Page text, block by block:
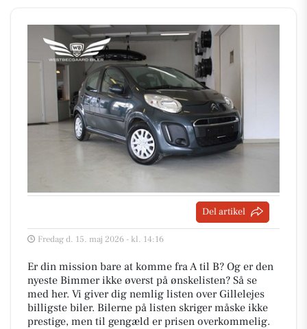
Del artikel
Fredag d. 15. maj 2026 - kl. 14:16
Er din mission bare at komme fra A til B? Og er den
nyeste Bimmer ikke øverst på ønskelisten? Så se
med her. Vi giver dig nemlig listen over Gillelejes
billigste biler. Bilerne på listen skriger måske ikke
prestige, men til gengæld er prisen overkommelig.